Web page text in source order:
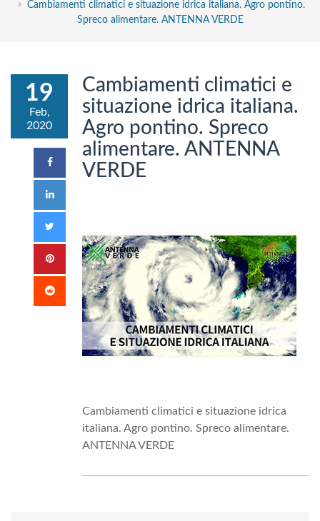
Cambiamenti climatici e situazione idrica italiana. Agro pontino.
Spreco alimentare. ANTENNA VERDE
19
Feb,
2020
Cambiamenti climatici e
situazione idrica italiana.
Agro pontino. Spreco
alimentare. ANTENNA
VERDE
Cambiamenti climatici e situazione idrica
italiana. Agro pontino. Spreco alimentare.
ANTENNA VERDE